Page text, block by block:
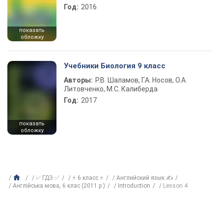
показать
обложку
Год: 2016
показать
обложку
Учебники Биология 9 класс
Авторы: Р.В. Шаламов, Г.А. Носов, О.А.
Литовченко, М.С. Калиберда
Год: 2017
✅ ГДЗ ✅ ⚡ 6 класс ⚡
Английский язык ✍
Англійська мова, 6 клас (2011 р.)
Introduction Lesson 4